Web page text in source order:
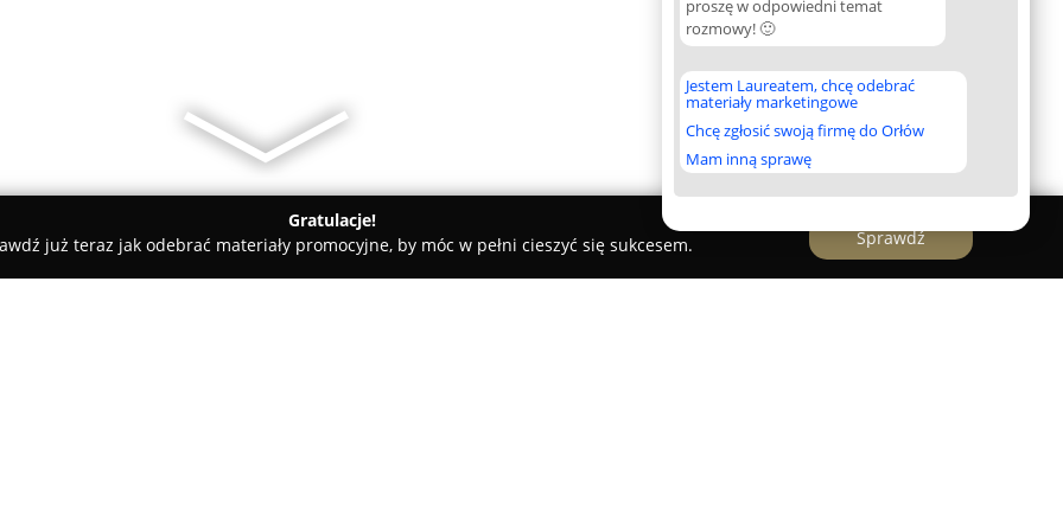
proszę w odpowiedni temat
rozmowy! 🙂
Jestem Laureatem, chcę odebrać
materiały marketingowe
Chcę zgłosić swoją firmę do Orłów
Mam inną sprawę
Gratulacje!
już teraz jak odebrać materiały promocyjne, by móc w pełni cieszyć się sukcesem.
Sprawdź